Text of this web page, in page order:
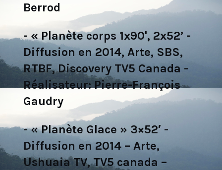
Berrod
- « Planète corps 1x90', 2x52’ -
Diffusion en 2014, Arte, SBS,
RTBF, Discovery TV5 Canada -
Réalisateur: Pierre-François
Gaudry
- « Planète Glace » 3×52′ -
Diffusion en 2014 – Arte,
Ushuaia TV, TV5 canada –